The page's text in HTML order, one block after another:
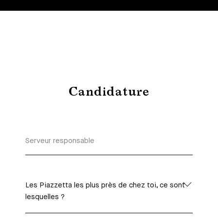
Candidature
Les Piazzetta les plus près de chez toi, ce sont
lesquelles ?